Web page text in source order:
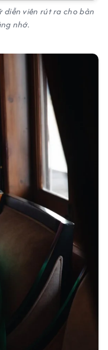
diễn viên rút ra cho bản
nhớ.